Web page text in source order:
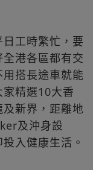
工時繁忙，要
港各區都有交
搭長途車就能
精選10大香
新界，距離地
及沖身設
入健康生活。